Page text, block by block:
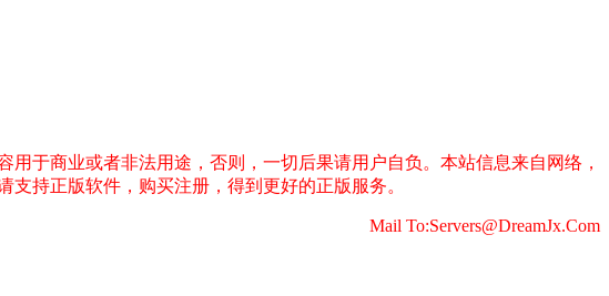
于商业或者非法用途，否则，一切后果请用户自负。本站信息来自网络，
持正版软件，购买注册，得到更好的正版服务。
Mail To:Servers@DreamJx.Com